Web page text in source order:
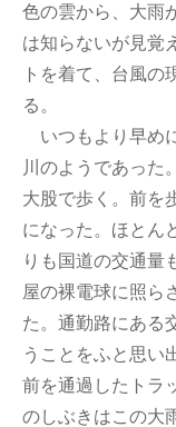
色の雲から、大雨
は知らないが見覚
トを着て、台風の
る。
いつもより早め
川のようであった
大股で歩く。前を
になった。ほとん
りも国道の交通量
屋の裸電球に照ら
た。通勤路にある
うことをふと思い
前を通過したトラ
のしぶきはこの大